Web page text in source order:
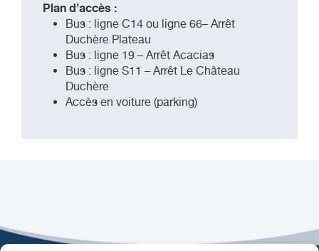
Plan d’accès :
Bus : ligne C14 ou ligne 66– Arrêt
Duchère Plateau
Bus : ligne 19 – Arrêt Acacias
Bus : ligne S11 – Arrêt Le Château
Duchère
Accès en voiture (parking)